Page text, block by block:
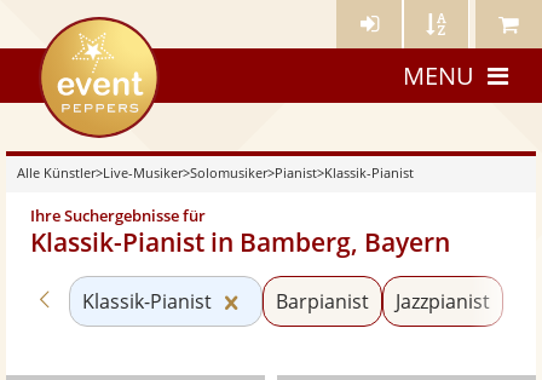
Künstler- Künstler Meine
eventpeppers
MENU
Alle Künstler>Live-Musiker>Solomusiker>Pianist>Klassik-Pianist
Ihre Suchergebnisse für
Klassik-Pianist in Bamberg, Bayern
Zurück zu «Pianist»
Klassik-Pianist Kategorie «Klassik-Pianist»
Barpianist Jazzpianist